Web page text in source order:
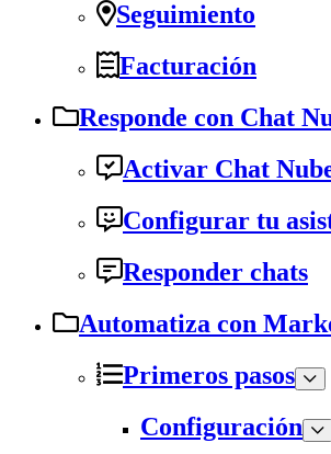
Seguimiento
Facturación
Responde con Chat
Activar Chat
Configurar tu
Responder chats
Automatiza con
Primeros pasos
Configuración